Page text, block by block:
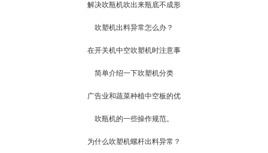
解决吹瓶机吹出来瓶底不成形
吹塑机出料异常怎么办？
在开关机中空吹塑机时注意事
简单介绍一下吹塑机分类
广告业和蔬菜种植中空板的优
吹瓶机的一些操作规范。
为什么吹塑机螺杆出料异常？